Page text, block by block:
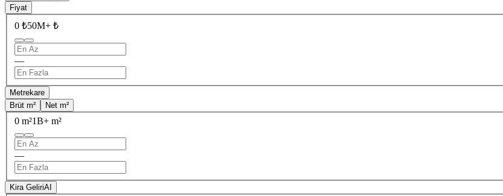
Fiyat
0 ₺50M+ ₺
—
Metrekare
Brüt m²
Net m²
0 m²1B+ m²
—
Kira GeliriAI